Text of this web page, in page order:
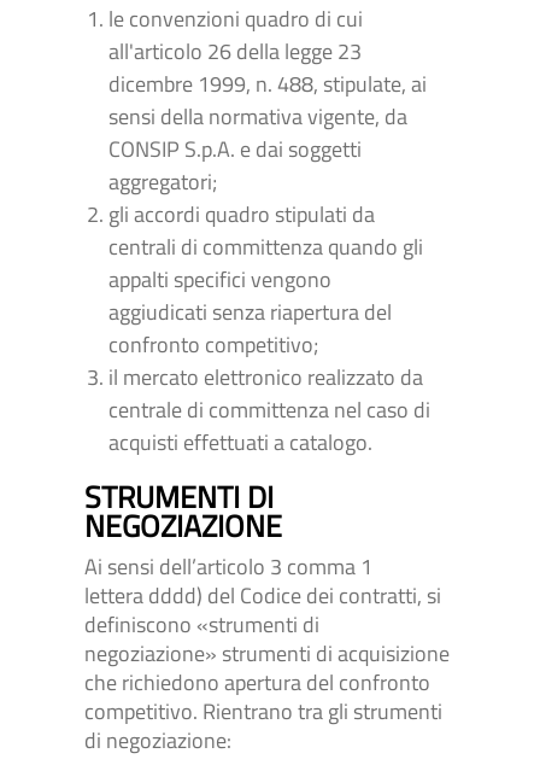
le convenzioni quadro di cui
all'articolo 26 della legge 23
dicembre 1999, n. 488, stipulate, ai
sensi della normativa vigente, da
CONSIP S.p.A. e dai soggetti
aggregatori;
gli accordi quadro stipulati da
centrali di committenza quando gli
appalti specifici vengono
aggiudicati senza riapertura del
confronto competitivo;
il mercato elettronico realizzato da
centrale di committenza nel caso di
acquisti effettuati a catalogo.
STRUMENTI DI
NEGOZIAZIONE
Ai sensi dell’articolo 3 comma 1
lettera dddd) del Codice dei contratti, si
definiscono «strumenti di
negoziazione» strumenti di acquisizione
che richiedono apertura del confronto
competitivo. Rientrano tra gli strumenti
di negoziazione: